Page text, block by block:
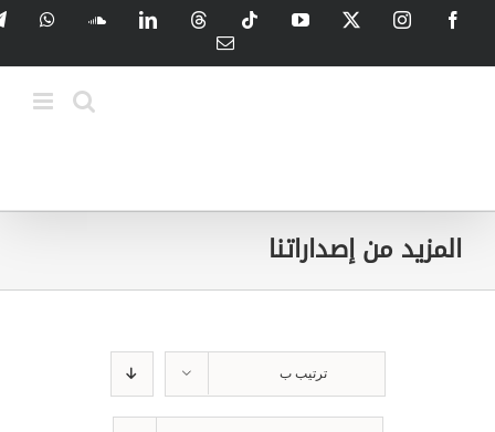
content
Facebook
Instagram
X
YouTube
Tiktok
Threads
LinkedIn
SoundCloud
Email
المزيد من إصداراتنا
ترتيب ب